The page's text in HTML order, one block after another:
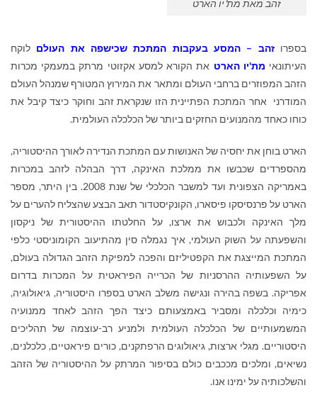
זהב מאת מת'יו הארט
בספרוזהב – המסע בעקבות המתכת שכישפה את העולם לוקח
העיתונאי מת'יו הארט את הקורא למסע אקזוטי מרתק במעמקי מכרות
הזהב המפוזרים ברחבי העולם ומתאר את המירוץ המטורף שמנהל העולם
המודרני אחר המתכת הפתיינית הזו שנקראת זהב וחוקר כיצד קיבל את
כוחו כאחד מהמנועים החזקים ביותר של הכלכלה העולמית.
הארט בוחן את יחסיה של האנושות עם המתכת הנדירה לאורך ההיסטוריה,
מהספרדים שכבשו את ממלכת האינקה, דרך הבהלה לזהב במכרות
באמריקה הצפונית ועד למשבר הכלכלי של שנת 2008. בין היתר, מספר
הארט על פרנסיסקו פיסארו, הקונקיסטדור תאב הבצע שהצליח להערים על
מלך האינקה ולכבוש את ארצו, על החלטתו ההיסטורית של ניקסון
והשפעתה על השוק העולמי, איך נגמלה סין מהתיעוב הקומוניסטי כלפי
המתכת המייצגת את הקפטיליזם והפכה למפיקת הזהב הגדולה בעולם,
על השפעותיה ההרסניות של הכרייה הפיראטית על המכרות בדרום
אפריקה. בשפה בהירה ונגישה משלב הארט בספרו היסטוריה, גיאולוגיה,
כימיה וכלכלה ומסביר באמצעותם כיצד הפך הזהב לאחד ממנועיה
המשמעותיים של הכלכלה העולמית ולמניע רב-עוצמה של תהליכים
היסטוריים. מגלי ארצות, גיאולוגים הרפתקנים, כורים פיראטיים, כלכלנים,
נשיאים, ומלכים מככבים כולם בסיפור המרתק על ההיסטוריה של הזהב
והשלכותיה על ימינו אנו.